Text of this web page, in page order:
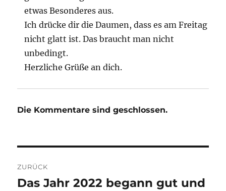
etwas Besonderes aus.
Ich drücke dir die Daumen, dass es am Freitag
nicht glatt ist. Das braucht man nicht
unbedingt.
Herzliche Grüße an dich.
Die Kommentare sind geschlossen.
ZURÜCK
Vorheriger
Das Jahr 2022 begann gut und